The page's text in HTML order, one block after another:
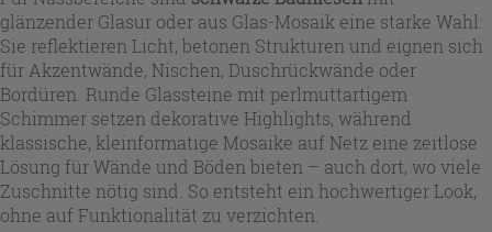
glänzender Glasur oder aus Glas-Mosaik eine starke Wahl:
Sie reflektieren Licht, betonen Strukturen und eignen sich
für Akzentwände, Nischen, Duschrückwände oder
Bordüren. Runde Glassteine mit perlmuttartigem
Schimmer setzen dekorative Highlights, während
klassische, kleinformatige Mosaike auf Netz eine zeitlose
Lösung für Wände und Böden bieten – auch dort, wo viele
Zuschnitte nötig sind. So entsteht ein hochwertiger Look,
ohne auf Funktionalität zu verzichten.